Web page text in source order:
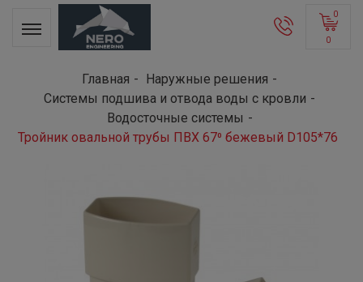
0
0
Главная
Наружные решения
Системы подшива и отвода воды с кровли
Водосточные системы
Тройник овальной трубы ПВХ 67⁰ бежевый D105*76